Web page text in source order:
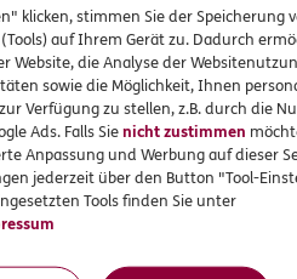
klicken, stimmen Sie der Speicherung
auf Ihrem Gerät zu. Dadurch
Website, die Analyse der
sowie die Möglichkeit, Ihnen
Verfügung zu stellen, z.B. durch die
Ads. Falls Sienicht zustimmen
Anpassung und Werbung auf dieser
jederzeit über den Button "Tool-
Tools finden Sie unter